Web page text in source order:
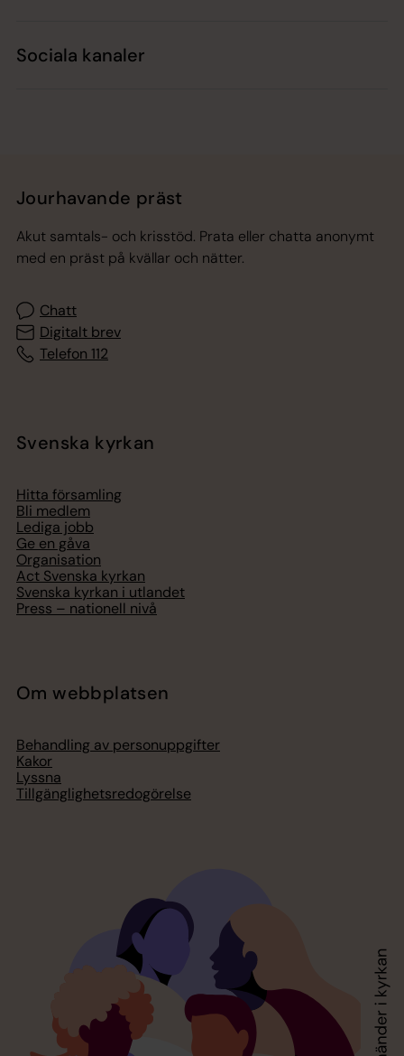
Sociala kanaler
Jourhavande präst
Akut samtals- och krisstöd. Prata eller chatta anonymt
med en präst på kvällar och nätter.
Chatt
Digitalt brev
Telefon 112
Svenska kyrkan
Hitta församling
Bli medlem
Lediga jobb
Ge en gåva
Organisation
Act Svenska kyrkan
Svenska kyrkan i utlandet
Press – nationell nivå
Om webbplatsen
Behandling av personuppgifter
Kakor
Lyssna
Tillgänglighetsredogörelse